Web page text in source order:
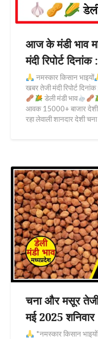
आज के मंडी भाव
मंदी रिपोर्ट
नमस्कार किसान भाइयों
खबर तेजी मंदी रिपोर्ट
डेली मंडी भाव
आवक 15000+ बाजार
रहा लेवाली शानदार देशी
चना और मसूर तेजी
मई 2025 शनिवार
*नमस्कार किसान